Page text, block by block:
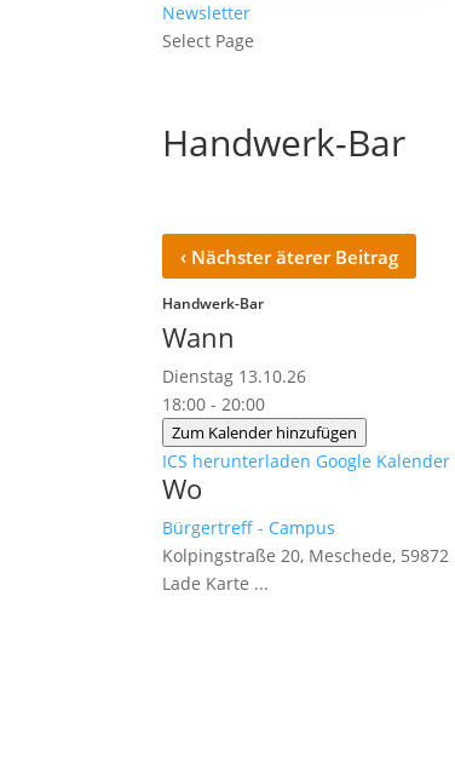
Newsletter
Select Page
Handwerk-Bar
‹ Nächster äterer Beitrag
Handwerk-Bar
Wann
Dienstag 13.10.26
18:00 - 20:00
Zum Kalender hinzufügen
ICS herunterladen Google Kalender
Wo
Bürgertreff - Campus
Kolpingstraße 20, Meschede, 59872
Lade Karte ...